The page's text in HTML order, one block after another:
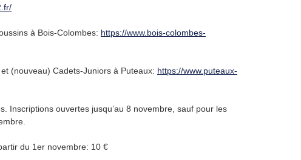
à Bois-Colombes: https://www.bois-colombes-
(nouveau) Cadets-Juniors à Puteaux: https://www.puteaux-
Inscriptions ouvertes jusqu’au 8 novembre, sauf pour les
du 1er novembre: 10 €